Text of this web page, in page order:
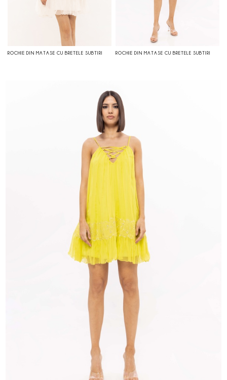
ROCHIE DIN MATASE CU BRETELE SUBTIRI ROCHIE DIN MATASE CU BRETELE SUBTIRI